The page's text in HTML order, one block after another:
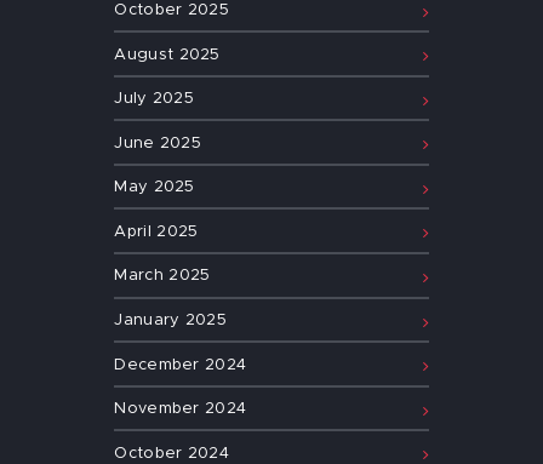
October 2025
August 2025
July 2025
June 2025
May 2025
April 2025
March 2025
January 2025
December 2024
November 2024
October 2024